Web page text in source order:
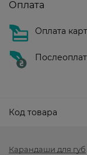
Оплата
Оплата
Код товара
Карандаши для губ